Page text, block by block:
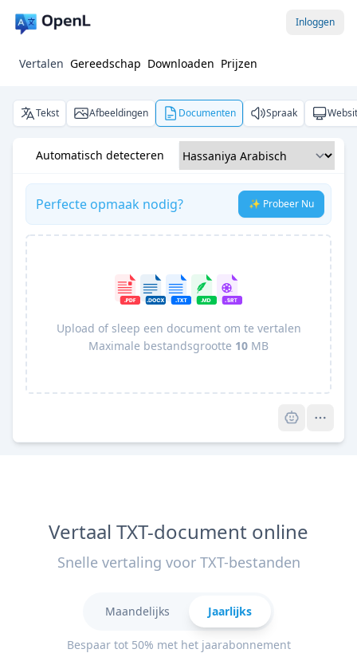
Inloggen
Vertalen Gereedschap Downloaden Prijzen
Tekst Afbeeldingen Documenten Spraak
Automatisch detecteren
Perfecte opmaak nodig? ✨ Probeer Nu
Upload of sleep een document om te vertalen
Maximale bestandsgrootte 10 MB
Vertaal TXT-document online
Snelle vertaling voor TXT-bestanden
Maandelijks Jaarlijks
Bespaar tot 50% met het jaarabonnement